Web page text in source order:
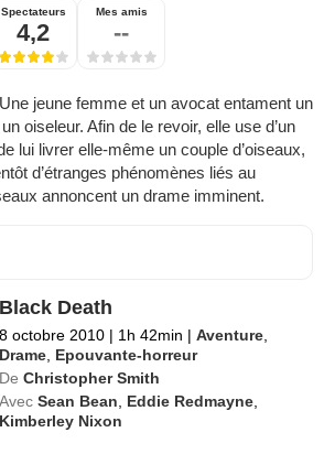
Spectateurs
4,2
Mes amis
--
jeune femme et un avocat entament un
oiseleur. Afin de le revoir, elle use d’un
lui livrer elle-même un couple d’oiseaux,
d’étranges phénomènes liés au
annoncent un drame imminent.
Black Death
8 octobre 2010 | 1h 42min | Aventure,
Drame, Epouvante-horreur
De Christopher Smith
Avec Sean Bean, Eddie Redmayne,
Kimberley Nixon